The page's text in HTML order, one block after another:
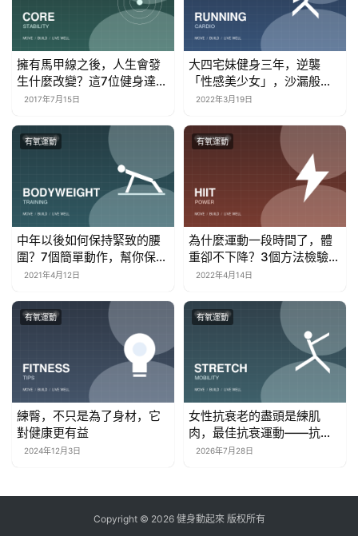
擁有馬甲線之後，人生會發
生什麼改變？這7位健身達人
告訴你··
2017年7月15日
大四宅妹健身三年，逆襲
「性感美少女」，沙漏般的
身材性感惹火了
2022年3月19日
有氧運動
中年以後如何保持緊致的腰
圍？7個簡單動作，幫你保持
輕盈的體態
2021年4月12日
有氧運動
為什麼運動一段時間了，體
重卻不下降？3個方法檢驗減
肥效果
2022年4月14日
有氧運動
練臀，不只是為了身材，它
對健康更有益
2024年12月3日
有氧運動
女性抗衰老的盡頭是練肌
肉，最佳抗衰運動——抗阻
力訓練！
2026年7月28日
Copyright © 2026 健身動起來 版权所有